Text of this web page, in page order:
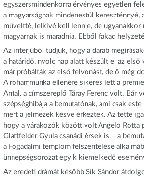
egyszersmindenkorra érvényes egyetlen
a magyarságnak mindenestül kereszténnyé,
műveltté, lelkivé kell lennie, de ugyanakkor
magyarnak is maradnia. Ebből fakad
Az interjúból tudjuk, hogy a darab
a határidő, nyolc nap alatt készült el az első
már próbálták az első felvonást, de ő még
A rohammunka ellenére sikeres lett a
Antal, a címszereplő Táray Ferenc volt. Bár
szépséghibája a bemutatónak, ami csak
mert a jelmezek késve érkeztek. Az tette
hogy a várakozók között volt Angelo Rotta
Glattfelder Gyula csanádi érsek is – a
a Fogadalmi templom felszentelése
ünnepségsorozat egyik kiemelkedő
Az eredeti drámát később Sík Sándor